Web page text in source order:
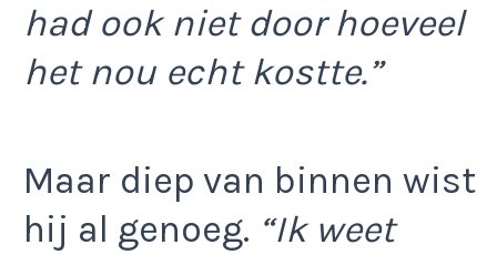
had ook niet door hoeveel
het nou echt kostte.”
Maar diep van binnen wist
hij al genoeg. “Ik weet